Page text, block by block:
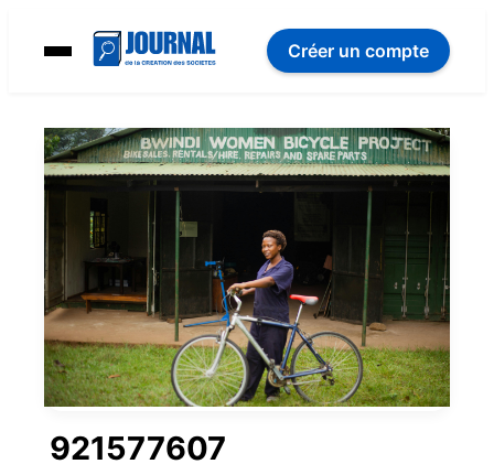
Créer un compte
921577607